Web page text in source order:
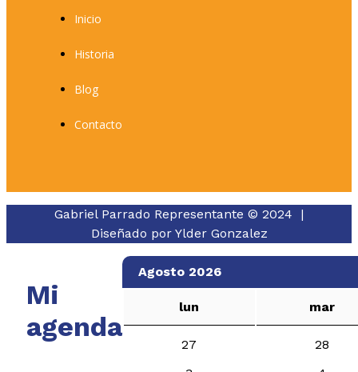
Inicio
Historia
Blog
Contacto
Gabriel Parrado Representante © 2024 |
Diseñado por Ylder Gonzalez
Mi
agenda
Agosto 2026
lun mar
27
28